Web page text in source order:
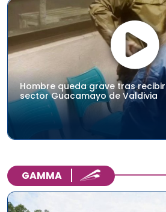
Hombre queda grave tras
sector Guacamayo de Valdivia
GAMMA